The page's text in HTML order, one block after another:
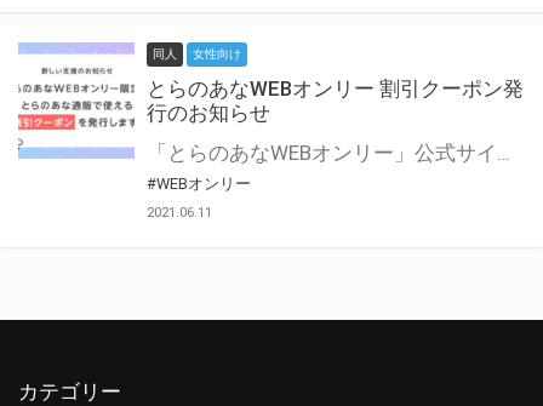
同人 女性向け
とらのあなWEBオンリー 割引クーポン発
行のお知らせ
「とらのあなWEBオンリー」公式サイトでとらのあな通販の「割引クーポン」を配布中！ イベントごとに開催当日限定で使える割引クーポンのシリアルコードを発行します。 とらのあなWEBオンリーのページをチェックして、イベント当日にお得にお買い物を楽しみましょう♪ ※本キャンペーンは予告なく終了する場合がございます。 とらのあなWEBオンリーサイトはこちら
#WEBオンリー
2021.06.11
カテゴリー